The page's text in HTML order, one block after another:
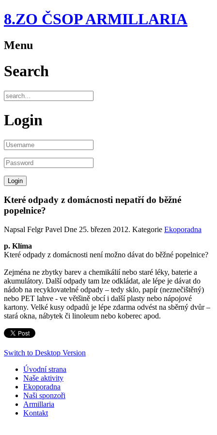
8.ZO ČSOP ARMILLARIA
Menu
Search
Login
Které odpady z domácnosti nepatří do běžné
popelnice?
Napsal Felgr Pavel Dne 25. březen 2012. Kategorie Ekoporadna
p. Klíma
Které odpady z domácnosti není možno dávat do běžné popelnice?
Zejména ne zbytky barev a chemikálií nebo staré léky, baterie a
akumulátory. Další odpady tam lze odkládat, ale lépe je dávat do
nádob na recyklovatelné odpady – tedy sklo, papír (neznečištěný)
nebo PET lahve - ve většině obcí i další plasty nebo nápojové
kartony. Velké kusy odpadů je lépe zdarma odvést na sběrný dvůr –
stará okna, nábytek či linoleum nebo koberec apod.
Switch to Desktop Version
Úvodní strana
Naše aktivity
Ekoporadna
Naši sponzoři
Armillaria
Kontakt